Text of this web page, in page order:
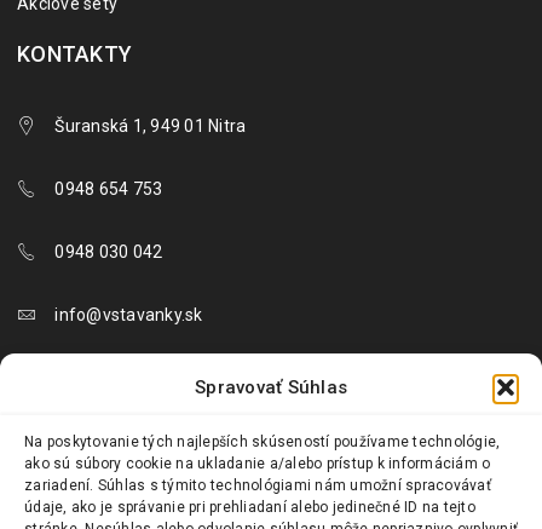
Spravovať Súhlas
Na poskytovanie tých najlepších skúseností používame technológie,
ako sú súbory cookie na ukladanie a/alebo prístup k informáciám o
zariadení. Súhlas s týmito technológiami nám umožní spracovávať
údaje, ako je správanie pri prehliadaní alebo jedinečné ID na tejto
Akciové sety
KONTAKTY
Šuranská 1, 949 01 Nitra
0948 654 753
0948 030 042
info@vstavanky.sk
objednavky@vstavanky.sk
reklamacie@vstavanky.sk